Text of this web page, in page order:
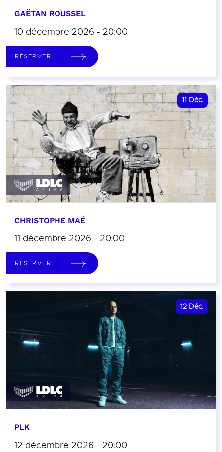
GAËTAN ROUSSEL
10 décembre 2026 - 20:00
RÉSERVER
11 Déc.
CHRISTOPHE MAÉ
11 décembre 2026 - 20:00
RÉSERVER
12 Déc.
PLK
12 décembre 2026 - 20:00